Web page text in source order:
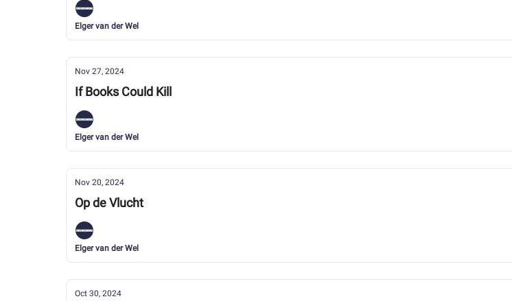
Elger van der Wel
Nov 27, 2024
If Books Could Kill
Elger van der Wel
Nov 20, 2024
Op de Vlucht
Elger van der Wel
Oct 30, 2024